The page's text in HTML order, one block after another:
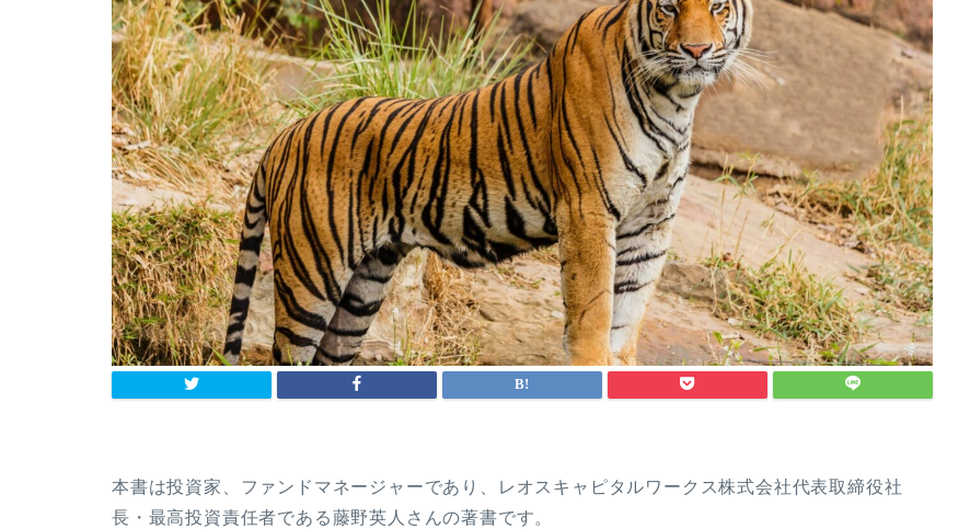
本書は投資家、ファンドマネージャーであり、レオスキャピタルワークス株式会社代表取締役社
長・最高投資責任者である藤野英人さんの著書です。